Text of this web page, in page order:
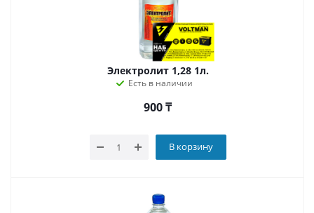
Электролит 1,28 1л.
Есть в наличии
900₸
В корзину